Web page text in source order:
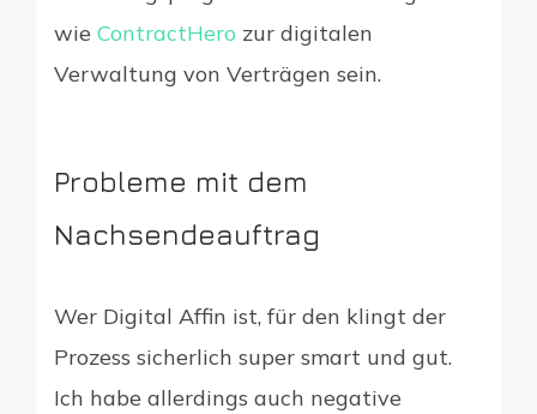
wie ContractHero zur digitalen
Verwaltung von Verträgen sein.
Probleme mit dem
Nachsendeauftrag
Wer Digital Affin ist, für den klingt der
Prozess sicherlich super smart und gut.
Ich habe allerdings auch negative